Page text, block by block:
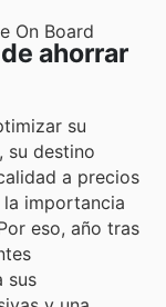
On Board
ahorrar
su
su destino
a precios
la importancia
eso, año tras
sus